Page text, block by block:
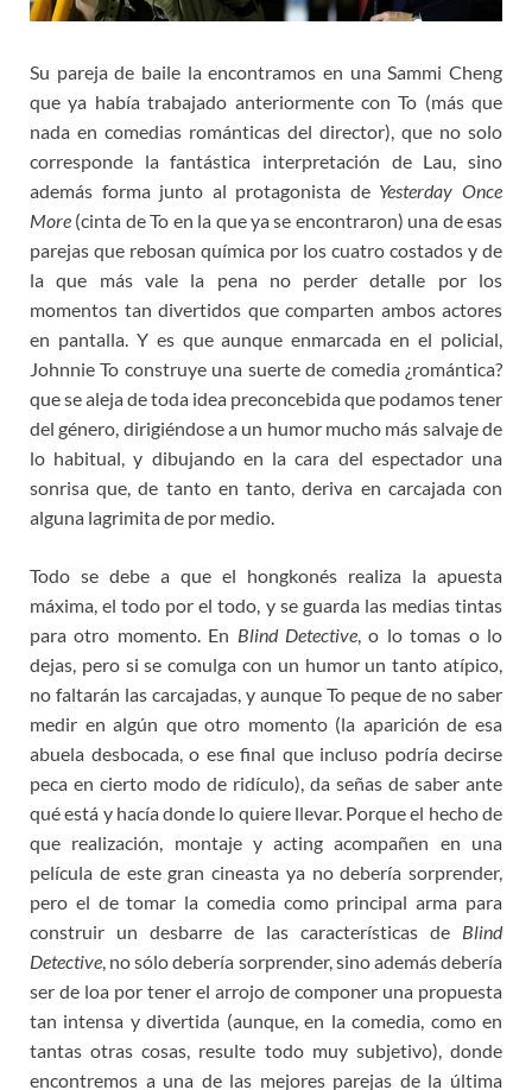
Su pareja de baile la encontramos en una Sammi Cheng
que ya había trabajado anteriormente con To (más que
nada en comedias románticas del director), que no solo
corresponde la fantástica interpretación de Lau, sino
además forma junto al protagonista de Yesterday Once
More (cinta de To en la que ya se encontraron) una de esas
parejas que rebosan química por los cuatro costados y de
la que más vale la pena no perder detalle por los
momentos tan divertidos que comparten ambos actores
en pantalla. Y es que aunque enmarcada en el policial,
Johnnie To construye una suerte de comedia ¿romántica?
que se aleja de toda idea preconcebida que podamos tener
del género, dirigiéndose a un humor mucho más salvaje de
lo habitual, y dibujando en la cara del espectador una
sonrisa que, de tanto en tanto, deriva en carcajada con
alguna lagrimita de por medio.
Todo se debe a que el hongkonés realiza la apuesta
máxima, el todo por el todo, y se guarda las medias tintas
para otro momento. En Blind Detective, o lo tomas o lo
dejas, pero si se comulga con un humor un tanto atípico,
no faltarán las carcajadas, y aunque To peque de no saber
medir en algún que otro momento (la aparición de esa
abuela desbocada, o ese final que incluso podría decirse
peca en cierto modo de ridículo), da señas de saber ante
qué está y hacía donde lo quiere llevar. Porque el hecho de
que realización, montaje y acting acompañen en una
película de este gran cineasta ya no debería sorprender,
pero el de tomar la comedia como principal arma para
construir un desbarre de las características de Blind
Detective, no sólo debería sorprender, sino además debería
ser de loa por tener el arrojo de componer una propuesta
tan intensa y divertida (aunque, en la comedia, como en
tantas otras cosas, resulte todo muy subjetivo), donde
encontremos a una de las mejores parejas de la última